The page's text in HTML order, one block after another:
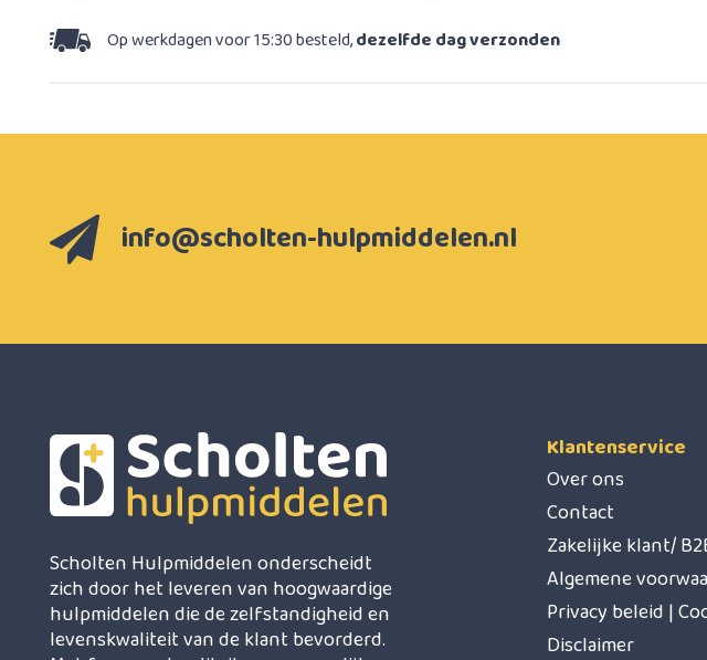
Op werkdagen voor 15:30 besteld,dezelfde dag verzonden
info@scholten-hulpmiddelen.nl
Scholten Hulpmiddelen onderscheidt
zich door het leveren van hoogwaardige
hulpmiddelen die de zelfstandigheid en
levenskwaliteit van de klant bevorderd.
Klantenservice
Over ons
Contact
Zakelijke klant/
Algemene
Privacy beleid |
Disclaimer